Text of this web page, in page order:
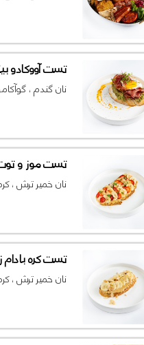
تست آووکادو
نان گندم ،
تست موز و
نان خمیر ترش ،
تست کره بادام
نان خمیر ترش ،